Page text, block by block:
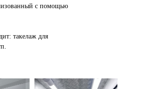
с помощью
такелаж для